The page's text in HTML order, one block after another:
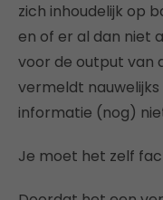
zich inhoudelijk op
en of er al dan niet
voor de output van
vermeldt
informatie (nog)
Je moet het zelf